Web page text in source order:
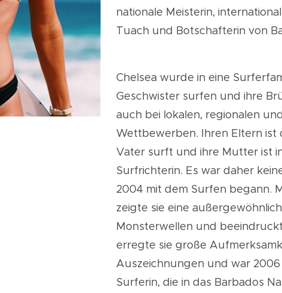
nationale Meisterin,
Tuach und Botschafterin von
Chelsea wurde in eine
Geschwister surfen und ihre
auch bei lokalen, regionalen
Wettbewerben. Ihren Eltern ist
Vater surft und ihre Mutter ist
Surfrichterin. Es war daher
2004 mit dem Surfen begann.
zeigte sie eine
Monsterwellen und
erregte sie große
Auszeichnungen und war
Surferin, die in das Barbados